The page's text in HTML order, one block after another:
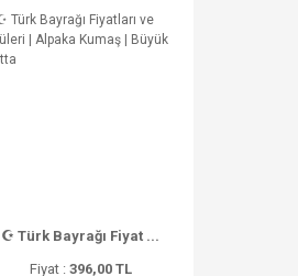
☪ Türk Bayrağı Fiyat ...
Fiyat : 396,00 TL